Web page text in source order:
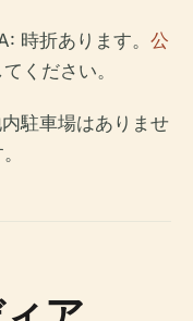
時折あります。 公
ください。
駐車場はありませ